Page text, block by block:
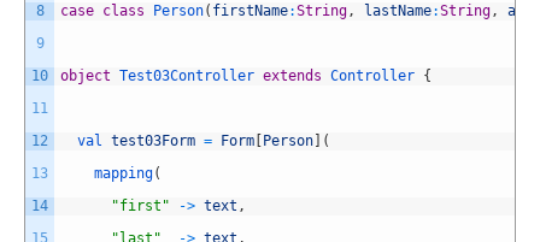
8
9
10
11
12
13
14
15
case class Person( firstName:String , lastName:String , age
object Test03Controller extends Controller {
val test03Form = Form [Person] (
mapping(
"first"
-> text ,
"last"
-> text ,